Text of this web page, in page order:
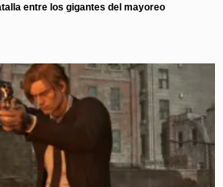
entre los gigantes del mayoreo